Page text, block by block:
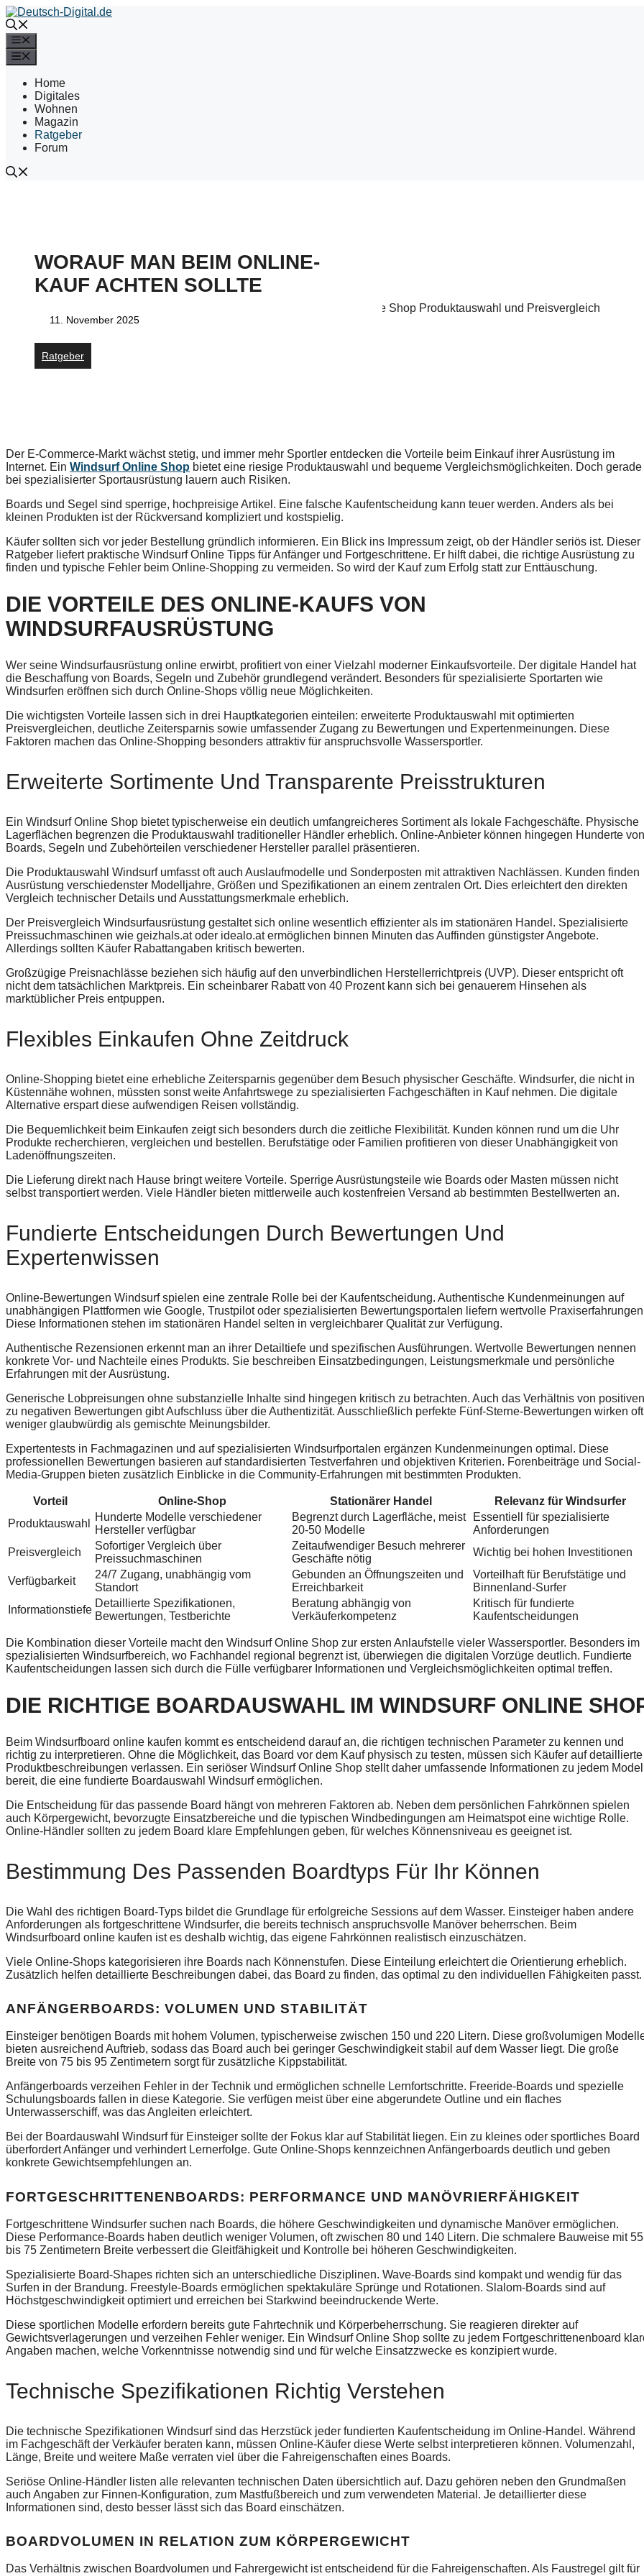
Zum
Inhalt
springen
Home
Digitales
Wohnen
Magazin
Ratgeber
Forum
WORAUF MAN BEIM ONLINE-
KAUF ACHTEN SOLLTE
11. November 2025
Ratgeber
Der E-Commerce-Markt wächst stetig, und immer mehr Sportler entdecken die Vorteile beim Einkauf ihrer Ausrüstung im
Internet. Ein Windsurf Online Shop bietet eine riesige Produktauswahl und bequeme Vergleichsmöglichkeiten. Doch gerade
bei spezialisierter Sportausrüstung lauern auch Risiken.
Boards und Segel sind sperrige, hochpreisige Artikel. Eine falsche Kaufentscheidung kann teuer werden. Anders als bei
kleinen Produkten ist der Rückversand kompliziert und kostspielig.
Käufer sollten sich vor jeder Bestellung gründlich informieren. Ein Blick ins Impressum zeigt, ob der Händler seriös ist. Dieser
Ratgeber liefert praktische Windsurf Online Tipps für Anfänger und Fortgeschrittene. Er hilft dabei, die richtige Ausrüstung zu
finden und typische Fehler beim Online-Shopping zu vermeiden. So wird der Kauf zum Erfolg statt zur Enttäuschung.
DIE VORTEILE DES ONLINE-KAUFS VON
WINDSURFAUSRÜSTUNG
Wer seine Windsurfausrüstung online erwirbt, profitiert von einer Vielzahl moderner Einkaufsvorteile. Der digitale Handel hat
die Beschaffung von Boards, Segeln und Zubehör grundlegend verändert. Besonders für spezialisierte Sportarten wie
Windsurfen eröffnen sich durch Online-Shops völlig neue Möglichkeiten.
Die wichtigsten Vorteile lassen sich in drei Hauptkategorien einteilen: erweiterte Produktauswahl mit optimierten
Preisvergleichen, deutliche Zeitersparnis sowie umfassender Zugang zu Bewertungen und Expertenmeinungen. Diese
Faktoren machen das Online-Shopping besonders attraktiv für anspruchsvolle Wassersportler.
Erweiterte Sortimente Und Transparente Preisstrukturen
Ein Windsurf Online Shop bietet typischerweise ein deutlich umfangreicheres Sortiment als lokale Fachgeschäfte. Physische
Lagerflächen begrenzen die Produktauswahl traditioneller Händler erheblich. Online-Anbieter können hingegen Hunderte von
Boards, Segeln und Zubehörteilen verschiedener Hersteller parallel präsentieren.
Die Produktauswahl Windsurf umfasst oft auch Auslaufmodelle und Sonderposten mit attraktiven Nachlässen. Kunden finden
Ausrüstung verschiedenster Modelljahre, Größen und Spezifikationen an einem zentralen Ort. Dies erleichtert den direkten
Vergleich technischer Details und Ausstattungsmerkmale erheblich.
Der Preisvergleich Windsurfausrüstung gestaltet sich online wesentlich effizienter als im stationären Handel. Spezialisierte
Preissuchmaschinen wie geizhals.at oder idealo.at ermöglichen binnen Minuten das Auffinden günstigster Angebote.
Allerdings sollten Käufer Rabattangaben kritisch bewerten.
Großzügige Preisnachlässe beziehen sich häufig auf den unverbindlichen Herstellerrichtpreis (UVP). Dieser entspricht oft
nicht dem tatsächlichen Marktpreis. Ein scheinbarer Rabatt von 40 Prozent kann sich bei genauerem Hinsehen als
marktüblicher Preis entpuppen.
Flexibles Einkaufen Ohne Zeitdruck
Online-Shopping bietet eine erhebliche Zeitersparnis gegenüber dem Besuch physischer Geschäfte. Windsurfer, die nicht in
Küstennähe wohnen, müssten sonst weite Anfahrtswege zu spezialisierten Fachgeschäften in Kauf nehmen. Die digitale
Alternative erspart diese aufwendigen Reisen vollständig.
Die Bequemlichkeit beim Einkaufen zeigt sich besonders durch die zeitliche Flexibilität. Kunden können rund um die Uhr
Produkte recherchieren, vergleichen und bestellen. Berufstätige oder Familien profitieren von dieser Unabhängigkeit von
Ladenöffnungszeiten.
Die Lieferung direkt nach Hause bringt weitere Vorteile. Sperrige Ausrüstungsteile wie Boards oder Masten müssen nicht
selbst transportiert werden. Viele Händler bieten mittlerweile auch kostenfreien Versand ab bestimmten Bestellwerten an.
Fundierte Entscheidungen Durch Bewertungen Und
Expertenwissen
Online-Bewertungen Windsurf spielen eine zentrale Rolle bei der Kaufentscheidung. Authentische Kundenmeinungen auf
unabhängigen Plattformen wie Google, Trustpilot oder spezialisierten Bewertungsportalen liefern wertvolle
Diese Informationen stehen im stationären Handel selten in vergleichbarer Qualität zur Verfügung.
Authentische Rezensionen erkennt man an ihrer Detailtiefe und spezifischen Ausführungen. Wertvolle Bewertungen nennen
konkrete Vor- und Nachteile eines Produkts. Sie beschreiben Einsatzbedingungen, Leistungsmerkmale und persönliche
Erfahrungen mit der Ausrüstung.
Generische Lobpreisungen ohne substanzielle Inhalte sind hingegen kritisch zu betrachten. Auch das Verhältnis von positiven
zu negativen Bewertungen gibt Aufschluss über die Authentizität. Ausschließlich perfekte Fünf-Sterne-Bewertungen wirken oft
weniger glaubwürdig als gemischte Meinungsbilder.
Expertentests in Fachmagazinen und auf spezialisierten Windsurfportalen ergänzen Kundenmeinungen optimal. Diese
professionellen Bewertungen basieren auf standardisierten Testverfahren und objektiven Kriterien. Forenbeiträge und Social-
Media-Gruppen bieten zusätzlich Einblicke in die Community-Erfahrungen mit bestimmten Produkten.
Vorteil Online-Shop Stationärer Handel
Relevanz für Windsurfer
Produktauswahl
Hunderte Modelle verschiedener
Hersteller verfügbar
Begrenzt durch Lagerfläche, meist
20-50 Modelle
Essentiell für spezialisierte
Anforderungen
Preisvergleich
Sofortiger Vergleich über
Preissuchmaschinen
Zeitaufwendiger Besuch mehrerer
Geschäfte nötig
Wichtig bei hohen Investitionen
Verfügbarkeit
24/7 Zugang, unabhängig vom
Standort
Gebunden an Öffnungszeiten und
Erreichbarkeit
Vorteilhaft für Berufstätige und
Binnenland-Surfer
Informationstiefe
Detaillierte Spezifikationen,
Bewertungen, Testberichte
Beratung abhängig von
Verkäuferkompetenz
Kritisch für fundierte
Kaufentscheidungen
Die Kombination dieser Vorteile macht den Windsurf Online Shop zur ersten Anlaufstelle vieler Wassersportler. Besonders im
spezialisierten Windsurfbereich, wo Fachhandel regional begrenzt ist, überwiegen die digitalen Vorzüge deutlich. Fundierte
Kaufentscheidungen lassen sich durch die Fülle verfügbarer Informationen und Vergleichsmöglichkeiten optimal treffen.
DIE RICHTIGE BOARDAUSWAHL IM WINDSURF ONLINE
Beim Windsurfboard online kaufen kommt es entscheidend darauf an, die richtigen technischen Parameter zu kennen und
richtig zu interpretieren. Ohne die Möglichkeit, das Board vor dem Kauf physisch zu testen, müssen sich Käufer auf detaillierte
Produktbeschreibungen verlassen. Ein seriöser Windsurf Online Shop stellt daher umfassende Informationen zu jedem
bereit, die eine fundierte Boardauswahl Windsurf ermöglichen.
Die Entscheidung für das passende Board hängt von mehreren Faktoren ab. Neben dem persönlichen Fahrkönnen spielen
auch Körpergewicht, bevorzugte Einsatzbereiche und die typischen Windbedingungen am Heimatspot eine wichtige Rolle.
Online-Händler sollten zu jedem Board klare Empfehlungen geben, für welches Könnensniveau es geeignet ist.
Bestimmung Des Passenden Boardtyps Für Ihr Können
Die Wahl des richtigen Board-Typs bildet die Grundlage für erfolgreiche Sessions auf dem Wasser. Einsteiger haben andere
Anforderungen als fortgeschrittene Windsurfer, die bereits technisch anspruchsvolle Manöver beherrschen. Beim
Windsurfboard online kaufen ist es deshalb wichtig, das eigene Fahrkönnen realistisch einzuschätzen.
Viele Online-Shops kategorisieren ihre Boards nach Könnenstufen. Diese Einteilung erleichtert die Orientierung erheblich.
Zusätzlich helfen detaillierte Beschreibungen dabei, das Board zu finden, das optimal zu den individuellen Fähigkeiten passt.
ANFÄNGERBOARDS: VOLUMEN UND STABILITÄT
Einsteiger benötigen Boards mit hohem Volumen, typischerweise zwischen 150 und 220 Litern. Diese großvolumigen
bieten ausreichend Auftrieb, sodass das Board auch bei geringer Geschwindigkeit stabil auf dem Wasser liegt. Die große
Breite von 75 bis 95 Zentimetern sorgt für zusätzliche Kippstabilität.
Anfängerboards verzeihen Fehler in der Technik und ermöglichen schnelle Lernfortschritte. Freeride-Boards und spezielle
Schulungsboards fallen in diese Kategorie. Sie verfügen meist über eine abgerundete Outline und ein flaches
Unterwasserschiff, was das Angleiten erleichtert.
Bei der Boardauswahl Windsurf für Einsteiger sollte der Fokus klar auf Stabilität liegen. Ein zu kleines oder sportliches Board
überfordert Anfänger und verhindert Lernerfolge. Gute Online-Shops kennzeichnen Anfängerboards deutlich und geben
konkrete Gewichtsempfehlungen an.
FORTGESCHRITTENENBOARDS: PERFORMANCE UND MANÖVRIERFÄHIGKEIT
Fortgeschrittene Windsurfer suchen nach Boards, die höhere Geschwindigkeiten und dynamische Manöver ermöglichen.
Diese Performance-Boards haben deutlich weniger Volumen, oft zwischen 80 und 140 Litern. Die schmalere Bauweise mit 55
bis 75 Zentimetern Breite verbessert die Gleitfähigkeit und Kontrolle bei höheren Geschwindigkeiten.
Spezialisierte Board-Shapes richten sich an unterschiedliche Disziplinen. Wave-Boards sind kompakt und wendig für das
Surfen in der Brandung. Freestyle-Boards ermöglichen spektakuläre Sprünge und Rotationen. Slalom-Boards sind auf
Höchstgeschwindigkeit optimiert und erreichen bei Starkwind beeindruckende Werte.
Diese sportlichen Modelle erfordern bereits gute Fahrtechnik und Körperbeherrschung. Sie reagieren direkter auf
Gewichtsverlagerungen und verzeihen Fehler weniger. Ein Windsurf Online Shop sollte zu jedem Fortgeschrittenenboard
Angaben machen, welche Vorkenntnisse notwendig sind und für welche Einsatzzwecke es konzipiert wurde.
Technische Spezifikationen Richtig Verstehen
Die technische Spezifikationen Windsurf sind das Herzstück jeder fundierten Kaufentscheidung im Online-Handel. Während
im Fachgeschäft der Verkäufer beraten kann, müssen Online-Käufer diese Werte selbst interpretieren können. Volumenzahl,
Länge, Breite und weitere Maße verraten viel über die Fahreigenschaften eines Boards.
Seriöse Online-Händler listen alle relevanten technischen Daten übersichtlich auf. Dazu gehören neben den Grundmaßen
auch Angaben zur Finnen-Konfiguration, zum Mastfußbereich und zum verwendeten Material. Je detaillierter diese
Informationen sind, desto besser lässt sich das Board einschätzen.
BOARDVOLUMEN IN RELATION ZUM KÖRPERGEWICHT
Das Verhältnis zwischen Boardvolumen und Fahrergewicht ist entscheidend für die Fahreigenschaften. Als Faustregel gilt für